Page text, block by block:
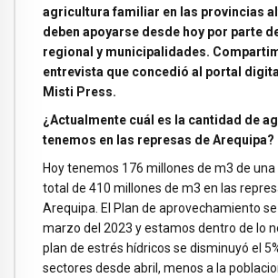
agricultura familiar en las provincias
deben apoyarse desde hoy por parte
regional y municipalidades.
entrevista que concedió al portal
Misti Press.
¿Actualmente cuál es la cantidad de
tenemos en las represas de Arequipa?
Hoy tenemos 176 millones de m3 de
total de 410 millones de m3 en las
Arequipa. El Plan de aprovechamiento
marzo del 2023 y estamos dentro de lo
plan de estrés hídricos se disminuyó el
sectores desde abril, menos a la